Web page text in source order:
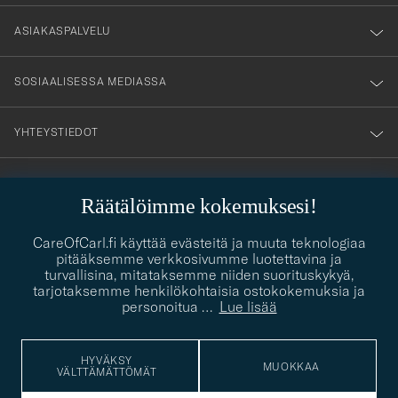
Räätälöimme kokemuksesi!
CareOfCarl.fi käyttää evästeitä ja muuta teknologiaa
pitääksemme verkkosivumme luotettavina ja
turvallisina, mitataksemme niiden suorituskykyä,
tarjotaksemme henkilökohtaisia ostokokemuksia ja
personoitua … Lue lisää
HYVÄKSY
VÄLTTÄMÄTTÖMÄT
MUOKKAA
nyhetsbrev!
ASIAKASPALVELU
SOSIAALISESSA MEDIASSA
YHTEYSTIEDOT
contact@careofcarl.com
PUKEUTUMISNEUVONTA
Kaipaatko apua oman tyylisi löytämiseen? Me autamme sinua
mielellämme!
PUKEUTUMISNEUVONTA
© Care of Carl 2026